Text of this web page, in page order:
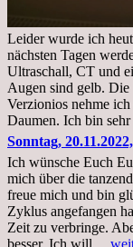
Leider wurde ich
nächsten Tagen
Ultraschall, CT und
Augen sind gelb. Die
Verzionios nehme
Daumen. Ich bin
Sonntag,
Ich wünsche Euch
mich über die
freue mich und bin
Zyklus angefangen
Zeit zu verbringe.
besser. Ich will…